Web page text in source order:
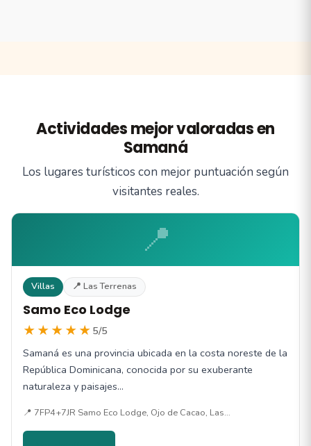
Actividades mejor valoradas en
Samaná
Los lugares turísticos con mejor puntuación según
visitantes reales.
📍
Villas 📍 Las Terrenas
Samo Eco Lodge
★★★★★ 5/5
Samaná es una provincia ubicada en la costa noreste de la
República Dominicana, conocida por su exuberante
naturaleza y paisajes…
📍 7FP4+7JR Samo Eco Lodge, Ojo de Cacao, Las…